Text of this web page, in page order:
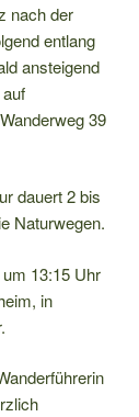
nach der
entlang
ansteigend
39
dauert 2 bis
Naturwegen.
13:15 Uhr
in